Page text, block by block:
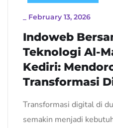
February 13, 2026
Indoweb
Teknologi Al-
Kediri:
Transformasi
Transformasi digital di
semakin menjadi